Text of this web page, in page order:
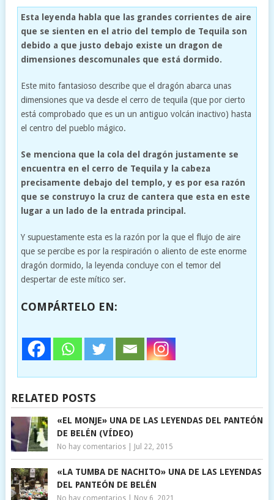
Esta leyenda habla que las grandes corrientes de aire
que se sienten en el atrio del templo de Tequila son
debido a que justo debajo existe un dragon de
dimensiones descomunales que está dormido.
Este mito fantasioso describe que el dragón abarca unas
dimensiones que va desde el cerro de tequila (que por cierto
está comprobado que es un un antiguo volcán inactivo) hasta
el centro del pueblo mágico.
Se menciona que la cola del dragón justamente se
encuentra en el cerro de Tequila y la cabeza
precisamente debajo del templo, y es por esa razón
que se construyo la cruz de cantera que esta en este
lugar a un lado de la entrada principal.
Y supuestamente esta es la razón por la que el flujo de aire
que se percibe es por la respiración o aliento de este enorme
dragón dormido, la leyenda concluye con el temor del
despertar de este mítico ser.
COMPÁRTELO EN:
RELATED POSTS
«EL MONJE» UNA DE LAS LEYENDAS DEL PANTEÓN
DE BELÉN (VÍDEO)
No hay comentarios| Jul 22, 2015
«LA TUMBA DE NACHITO» UNA DE LAS LEYENDAS
DEL PANTEÓN DE BELÉN
No hay comentarios| Nov 6, 2021